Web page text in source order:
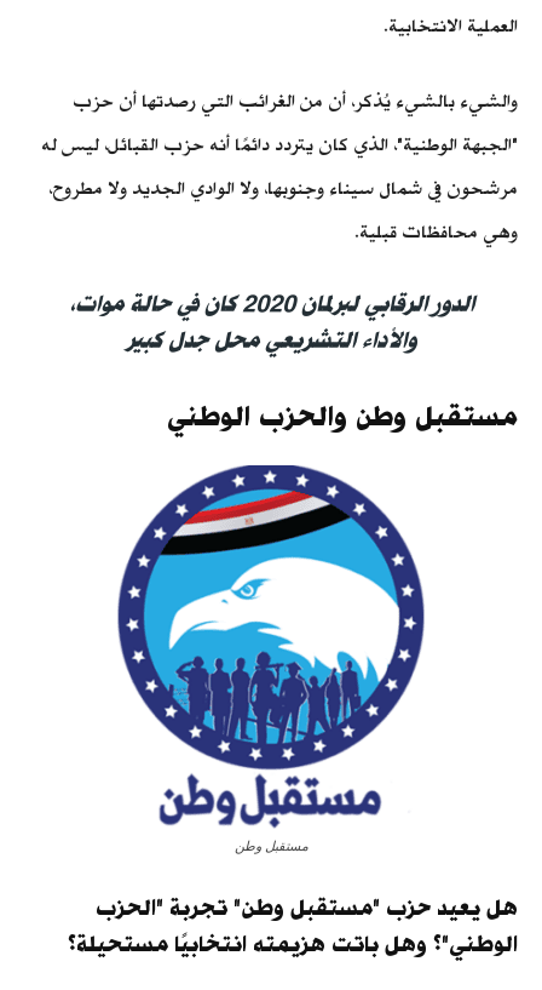
العملية الانتخابية.
والشيء بالشيء يُذكر، أن من الغرائب التي رصدتها أن حزب
"الجبهة الوطنية"، الذي كان يتردد دائمًا أنه حزب القبائل، ليس له
مرشحون في شمال سيناء وجنوبها، ولا الوادي الجديد ولا مطروح،
وهي محافظات قبلية.
الدور الرقابي لبرلمان 2020 كان في حالة موات،
والأداء التشريعي محل جدل كبير
مستقبل وطن والحزب الوطني
مستقبل وطن
هل يعيد حزب "مستقبل وطن" تجربة "الحزب
الوطني"؟ وهل باتت هزيمته انتخابيًا مستحيلة؟